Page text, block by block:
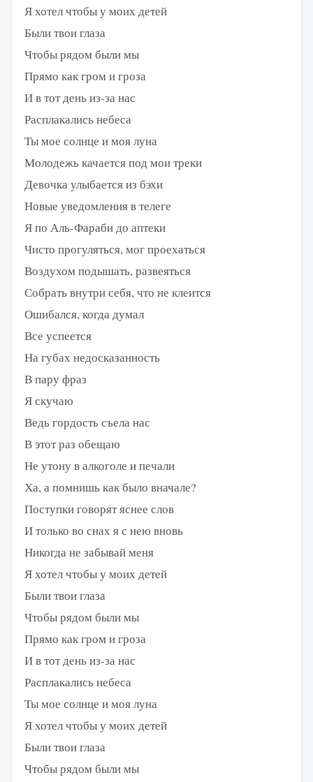
Я хотел чтобы у моих детей
Были твои глаза
Чтобы рядом были мы
Прямо как гром и гроза
И в тот день из-за нас
Расплакались небеса
Ты мое солнце и моя луна
Молодежь качается под мои треки
Девочка улыбается из бэхи
Новые уведомления в телеге
Я по Аль-Фараби до аптеки
Чисто прогуляться, мог проехаться
Воздухом подышать, развеяться
Собрать внутри себя, что не клеится
Ошибался, когда думал
Все успеется
На губах недосказанность
В пару фраз
Я скучаю
Ведь гордость съела нас
В этот раз обещаю
Не утону в алкоголе и печали
Ха, а помнишь как было вначале?
Поступки говорят яснее слов
И только во снах я с нею вновь
Никогда не забывай меня
Я хотел чтобы у моих детей
Были твои глаза
Чтобы рядом были мы
Прямо как гром и гроза
И в тот день из-за нас
Расплакались небеса
Ты мое солнце и моя луна
Я хотел чтобы у моих детей
Были твои глаза
Чтобы рядом были мы